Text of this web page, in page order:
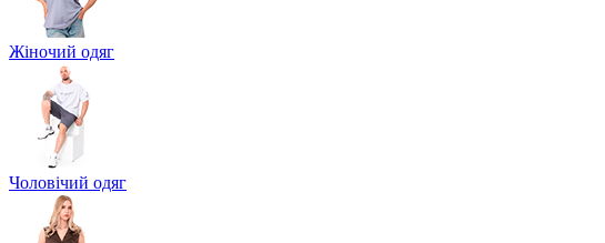
Жіночий одяг
Чоловічий одяг